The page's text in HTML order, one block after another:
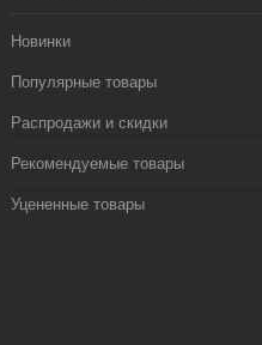
Новинки
Популярные товары
Распродажи и скидки
Рекомендуемые товары
Уцененные товары